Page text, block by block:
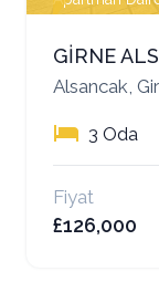
Alsancak,
3 Oda
Fiyat
£126,000